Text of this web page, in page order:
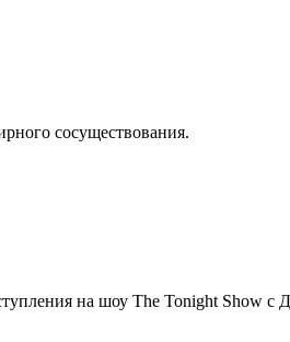
сосуществования.
на шоу The Tonight Show